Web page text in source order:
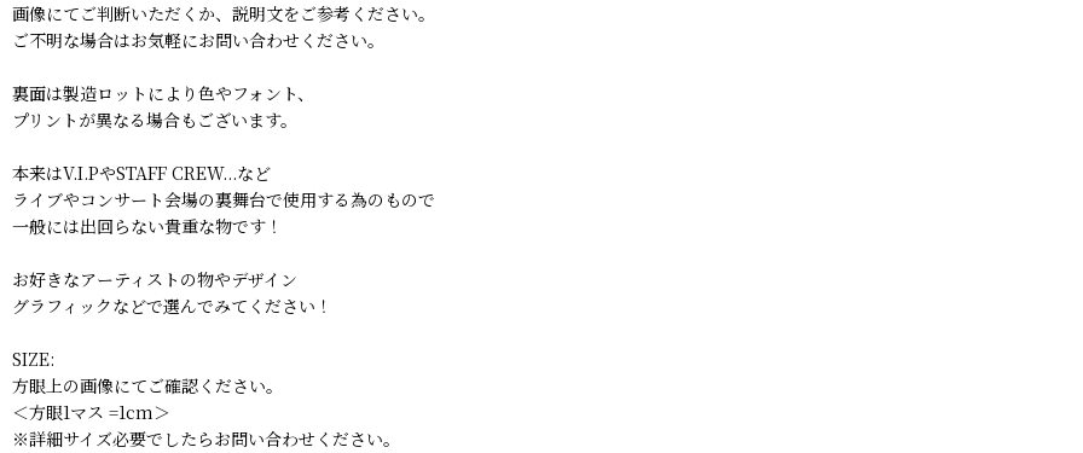
画像にてご判断いただくか、説明文をご参考ください。
ご不明な場合はお気軽にお問い合わせください。
裏面は製造ロットにより色やフォント、
プリントが異なる場合もございます。
本来はV.I.PやSTAFF CREW...など
ライブやコンサート会場の裏舞台で使用する為のもので
一般には出回らない貴重な物です！
お好きなアーティストの物やデザイン
グラフィックなどで選んでみてください！
SIZE:
方眼上の画像にてご確認ください。
＜方眼1マス =1cm＞
※詳細サイズ必要でしたらお問い合わせください。